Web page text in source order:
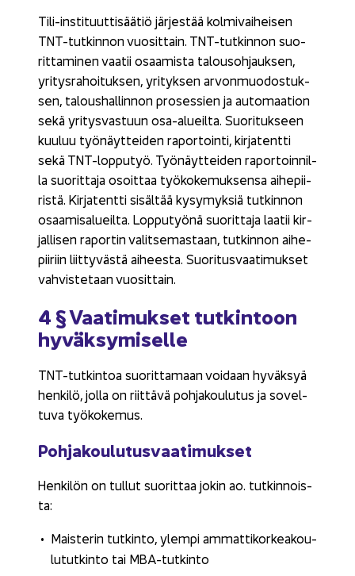
Tili-​instituuttisäätiö jär­jes­tää kol­mi­vai­hei­sen
TNT-​tutkinnon vuo­sit­tain. TNT-​tutkinnon suo­
rit­ta­mi­nen vaa­tii osaa­mis­ta ta­lous­oh­jauk­sen,
yri­tys­ra­hoi­tuk­sen, yri­tyk­sen ar­von­muo­dos­tuk­
sen, ta­lous­hal­lin­non pro­ses­sien ja au­to­maa­tion
sekä yri­tys­vas­tuun osa-​alueilta. Suo­ri­tuk­seen
kuu­luu työ­näyt­tei­den ra­por­toin­ti, kir­ja­tent­ti
sekä TNT-​lopputyö. Työ­näyt­tei­den ra­por­toin­nil­
la suo­rit­ta­ja osoit­taa työ­ko­ke­muk­sen­sa ai­he­pii­
ris­tä. Kir­ja­tent­ti si­säl­tää ky­sy­myk­siä tut­kin­non
osaa­mi­sa­lueil­ta. Lop­pu­työ­nä suo­rit­ta­ja laa­tii kir­
jal­li­sen ra­por­tin va­lit­se­mas­taan, tut­kin­non ai­he­
pii­riin liit­ty­väs­tä ai­hees­ta. Suo­ri­tus­vaa­ti­muk­set
vah­vis­te­taan vuo­sit­tain.
4 § Vaa­ti­muk­set tut­kin­toon
hy­väk­sy­mi­sel­le
TNT-​tutkintoa suo­rit­ta­maan voi­daan hy­väk­syä
hen­ki­lö, jolla on riit­tä­vä poh­ja­kou­lu­tus ja so­vel­
tu­va työ­ko­ke­mus.
Poh­ja­kou­lu­tus­vaa­ti­muk­set
Hen­ki­lön on tul­lut suo­rit­taa jokin ao. tut­kin­nois­
ta:
Mais­te­rin tut­kin­to, ylem­pi am­mat­ti­kor­kea­kou­
lu­tut­kin­to tai MBA-​tutkinto